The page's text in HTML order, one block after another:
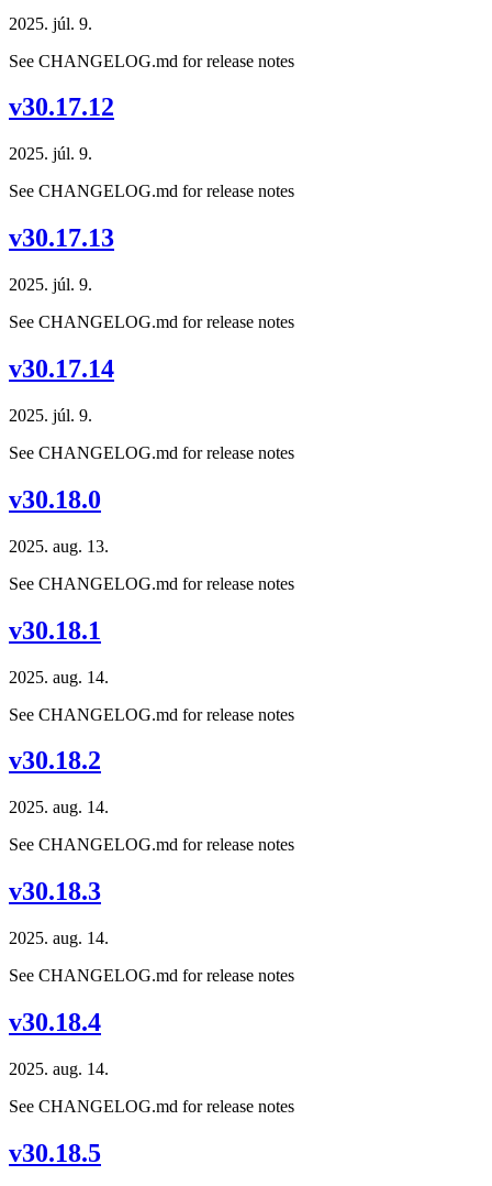
2025. júl. 9.
See CHANGELOG.md for release notes
v30.17.12
2025. júl. 9.
See CHANGELOG.md for release notes
v30.17.13
2025. júl. 9.
See CHANGELOG.md for release notes
v30.17.14
2025. júl. 9.
See CHANGELOG.md for release notes
v30.18.0
2025. aug. 13.
See CHANGELOG.md for release notes
v30.18.1
2025. aug. 14.
See CHANGELOG.md for release notes
v30.18.2
2025. aug. 14.
See CHANGELOG.md for release notes
v30.18.3
2025. aug. 14.
See CHANGELOG.md for release notes
v30.18.4
2025. aug. 14.
See CHANGELOG.md for release notes
v30.18.5